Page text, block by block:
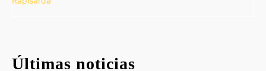
Últimas noticias